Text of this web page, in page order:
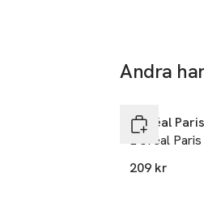
Andra
L'Oréal Paris
L'Oréal
209 kr